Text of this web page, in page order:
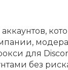
аккаунтов,
для
без